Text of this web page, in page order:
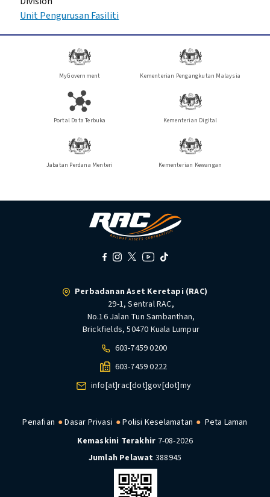
Unit Pengurusan Fasiliti
MyGovernment Kementerian Pengangkutan Malaysia
Portal Data Terbuka Kementerian Digital
Jabatan Perdana Menteri Kementerian Kewangan
Perbadanan Aset Keretapi (RAC)
29-1, Sentral RAC,
No.16 Jalan Tun Sambanthan,
Brickfields, 50470 Kuala Lumpur
603-7459 0200
603-7459 0222
info[at]rac[dot]gov[dot]my
Penafian Dasar Privasi Polisi Keselamatan
Peta Laman
Kemaskini Terakhir 7-08-2026
Jumlah Pelawat 388945